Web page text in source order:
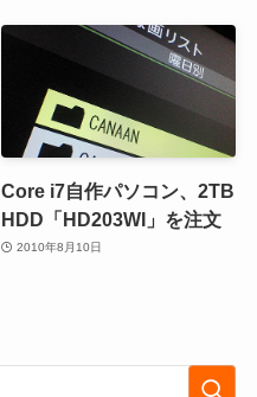
Core i7自作パソコン、2TB
HDD「HD203WI」を注文
2010年8月10日